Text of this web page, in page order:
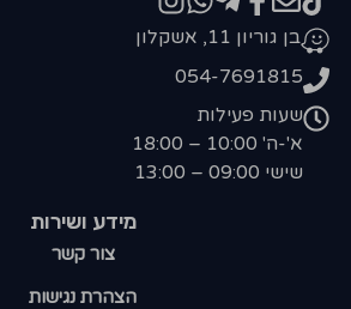
מידע ושירות
צור קשר
הצהרת נגישות
בן גוריון 11, אשקלון
054-7691815
שעות פעילות
א'-ה' 10:00 – 18:00
שישי 09:00 – 13:00